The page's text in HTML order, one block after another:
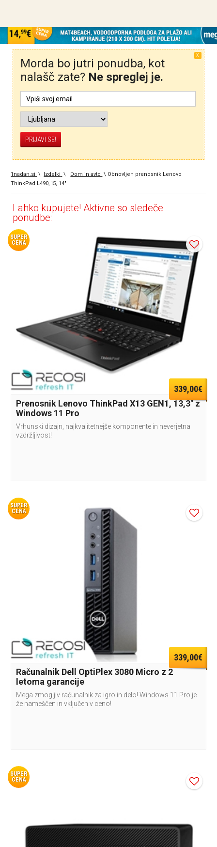
X
Morda bo jutri ponudba, kot
nalašč zate? Ne spreglej je.
1nadan.si \ Izdelki \ Dom in avto \ Obnovljen prenosnik Lenovo
ThinkPad L490, i5, 14"
Lahko kupujete! Aktivne so sledeče
ponudbe:
SUPER
CENA
339,00€
Prenosnik Lenovo ThinkPad X13 GEN1, 13,3" z
Windows 11 Pro
Vrhunski dizajn, najkvalitetnejše komponente in neverjetna
vzdržljivost!
SUPER
CENA
339,00€
Računalnik Dell OptiPlex 3080 Micro z 2
letoma garancije
Mega zmogljiv računalnik za igro in delo! Windows 11 Pro je
že nameščen in vključen v ceno!
SUPER
CENA